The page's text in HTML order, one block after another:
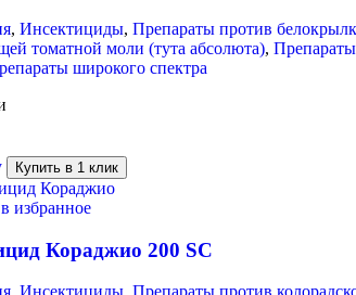
, Инсектициды, Препараты против
томатной моли (тута абсолюта),
широкого спектра
Купить в 1 клик
избранное
Кораджио 200 SC